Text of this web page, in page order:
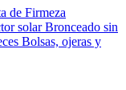
de Firmeza
solarBronceado sin
Bolsas, ojeras y